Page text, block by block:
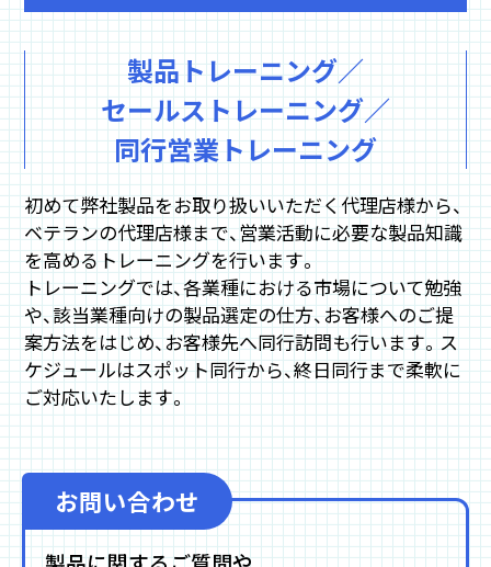
製品トレーニング／
セールストレーニング／
同行営業トレーニング
初めて弊社製品をお取り扱いいただく代理店様から、
ベテランの代理店様まで、営業活動に必要な製品知識
を高めるトレーニングを行います。
トレーニングでは、各業種における市場について勉強
や、該当業種向けの製品選定の仕方、お客様へのご提
案方法をはじめ、お客様先へ同行訪問も行います。ス
ケジュールはスポット同行から、終日同行まで柔軟に
ご対応いたします。
お問い合わせ